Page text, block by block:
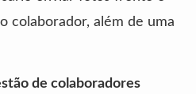
colaborador, além de uma
de colaboradores